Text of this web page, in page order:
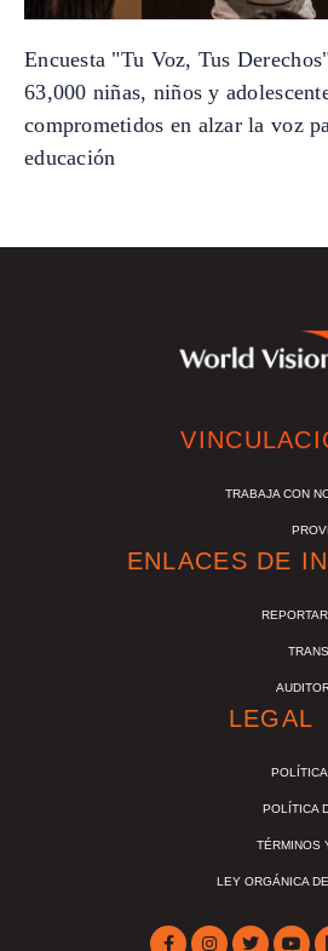
Encuesta "Tu Voz, Tus
63,000 niñas, niños y
comprometidos en alzar la voz
educación
TRABAJA CON
ENLACES DE
LEGAL
POLÍTICA
TÉRMINOS
LEY ORGÁNICA